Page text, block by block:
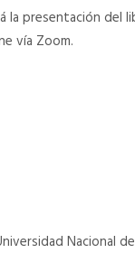
presentación
vía Zoom.
Nacional